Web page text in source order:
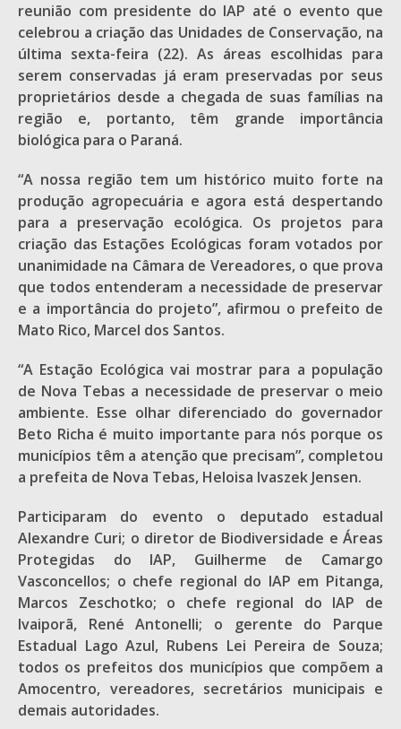
reunião com presidente do IAP até o evento que
celebrou a criação das Unidades de Conservação, na
última sexta-feira (22). As áreas escolhidas para
serem conservadas já eram preservadas por seus
proprietários desde a chegada de suas famílias na
região e, portanto, têm grande importância
biológica para o Paraná.
“A nossa região tem um histórico muito forte na
produção agropecuária e agora está despertando
para a preservação ecológica. Os projetos para
criação das Estações Ecológicas foram votados por
unanimidade na Câmara de Vereadores, o que prova
que todos entenderam a necessidade de preservar
e a importância do projeto”, afirmou o prefeito de
Mato Rico, Marcel dos Santos.
“A Estação Ecológica vai mostrar para a população
de Nova Tebas a necessidade de preservar o meio
ambiente. Esse olhar diferenciado do governador
Beto Richa é muito importante para nós porque os
municípios têm a atenção que precisam”, completou
a prefeita de Nova Tebas, Heloisa Ivaszek Jensen.
Participaram do evento o deputado estadual
Alexandre Curi; o diretor de Biodiversidade e Áreas
Protegidas do IAP, Guilherme de Camargo
Vasconcellos; o chefe regional do IAP em Pitanga,
Marcos Zeschotko; o chefe regional do IAP de
Ivaiporã, René Antonelli; o gerente do Parque
Estadual Lago Azul, Rubens Lei Pereira de Souza;
todos os prefeitos dos municípios que compõem a
Amocentro, vereadores, secretários municipais e
demais autoridades.